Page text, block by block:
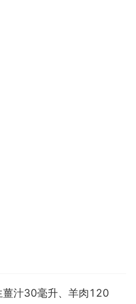
汁30毫升、羊肉120